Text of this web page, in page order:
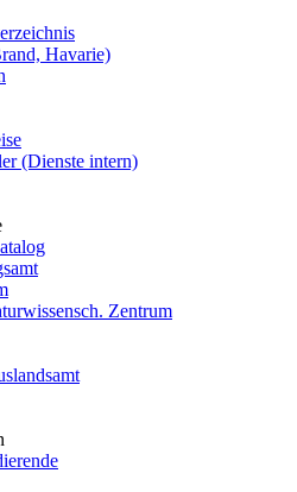
Havarie)
(Dienste intern)
Zentrum